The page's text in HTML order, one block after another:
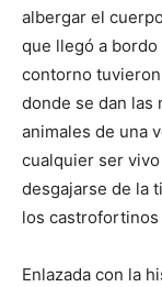
albergar el
que llegó a
contorno
donde se dan las
animales de una
cualquier ser vivo
desgajarse de la
los
Enlazada con la